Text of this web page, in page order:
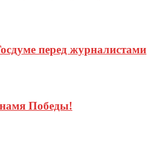
перед журналистами
Победы!